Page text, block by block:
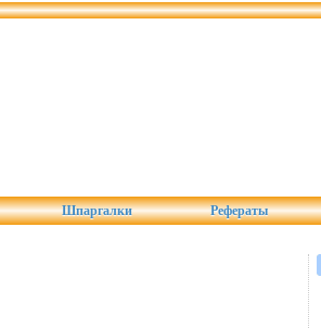
Шпаргалки Рефераты